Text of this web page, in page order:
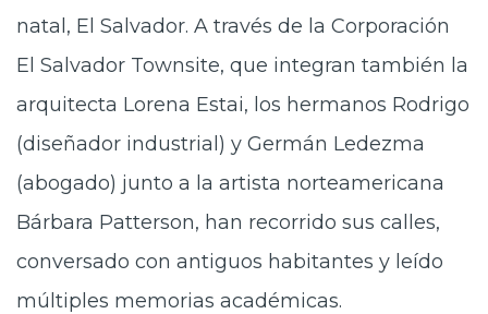
natal, El Salvador. A través de la Corporación
El Salvador Townsite, que integran también la
arquitecta Lorena Estai, los hermanos Rodrigo
(diseñador industrial) y Germán Ledezma
(abogado) junto a la artista norteamericana
Bárbara Patterson, han recorrido sus calles,
conversado con antiguos habitantes y leído
múltiples memorias académicas.